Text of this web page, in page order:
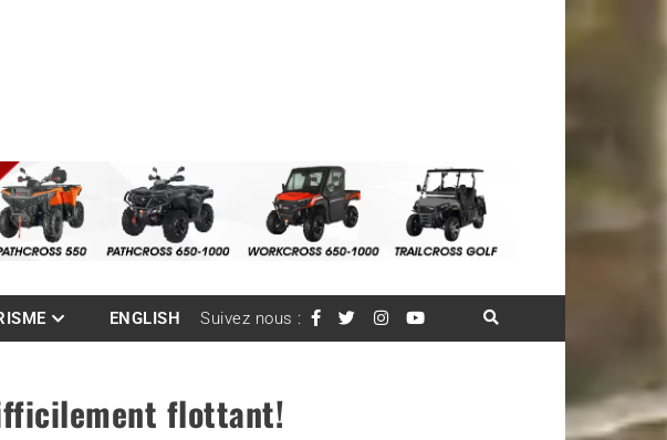
ENGLISH Suivez nous :
flottant!